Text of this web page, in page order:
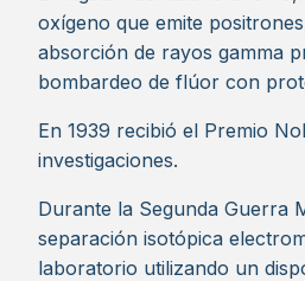
oxígeno que emite
absorción de rayos gamma
bombardeo de flúor con
En 1939 recibió el Premio
investigaciones.
Durante la Segunda Guerra
separación isotópica
laboratorio utilizando un